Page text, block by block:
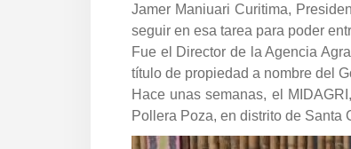
Jamer Maniuari Curitima,
seguir en esa tarea para poder
Fue el Director de la Agencia
título de propiedad a nombre del
Hace unas semanas, el
Pollera Poza, en distrito de Santa